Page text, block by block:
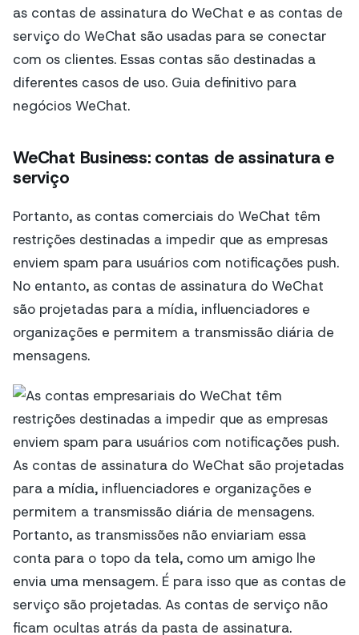
as contas de assinatura do WeChat e as contas de
serviço do WeChat são usadas para se conectar
com os clientes. Essas contas são destinadas a
diferentes casos de uso. Guia definitivo para
negócios WeChat.
WeChat Business: contas de assinatura e
serviço
Portanto, as contas comerciais do WeChat têm
restrições destinadas a impedir que as empresas
enviem spam para usuários com notificações push.
No entanto, as contas de assinatura do WeChat
são projetadas para a mídia, influenciadores e
organizações e permitem a transmissão diária de
mensagens.